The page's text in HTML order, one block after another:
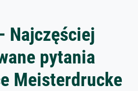
Najczęściej
pytania
Meisterdrucke